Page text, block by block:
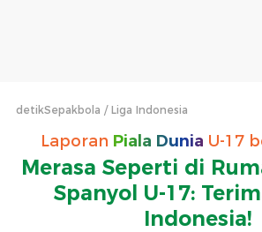
detikSepakbola Liga Indonesia
Laporan Piala Dunia U-17
Merasa Seperti di
Spanyol U-17:
Indonesia!